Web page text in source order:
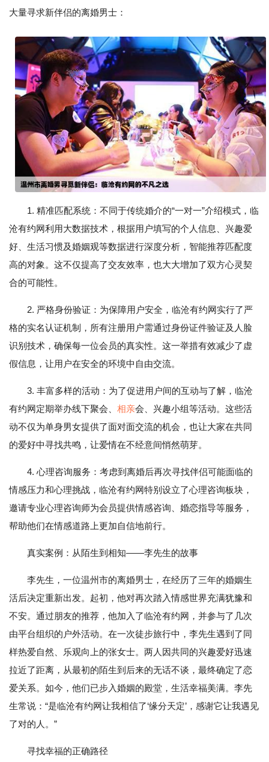
大量寻求新伴侣的离婚男士：
1. 精准匹配系统：不同于传统婚介的“一对一”介绍模式，临
沧有约网利用大数据技术，根据用户填写的个人信息、兴趣爱
好、生活习惯及婚姻观等数据进行深度分析，智能推荐匹配度
高的对象。这不仅提高了交友效率，也大大增加了双方心灵契
合的可能性。
2. 严格身份验证：为保障用户安全，临沧有约网实行了严
格的实名认证机制，所有注册用户需通过身份证件验证及人脸
识别技术，确保每一位会员的真实性。这一举措有效减少了虚
假信息，让用户在安全的环境中自由交流。
3. 丰富多样的活动：为了促进用户间的互动与了解，临沧
有约网定期举办线下聚会、 相亲会、兴趣小组等活动。这些活
动不仅为单身男女提供了面对面交流的机会，也让大家在共同
的爱好中寻找共鸣，让爱情在不经意间悄然萌芽。
4. 心理咨询服务：考虑到离婚后再次寻找伴侣可能面临的
情感压力和心理挑战，临沧有约网特别设立了心理咨询板块，
邀请专业心理咨询师为会员提供情感咨询、婚恋指导等服务，
帮助他们在情感道路上更加自信地前行。
真实案例：从陌生到相知——李先生的故事
李先生，一位温州市的离婚男士，在经历了三年的婚姻生
活后决定重新出发。起初，他对再次踏入情感世界充满犹豫和
不安。通过朋友的推荐，他加入了临沧有约网，并参与了几次
由平台组织的户外活动。在一次徒步旅行中，李先生遇到了同
样热爱自然、乐观向上的张女士。两人因共同的兴趣爱好迅速
拉近了距离，从最初的陌生到后来的无话不谈，最终确定了恋
爱关系。如今，他们已步入婚姻的殿堂，生活幸福美满。李先
生常说：“是临沧有约网让我相信了‘缘分天定’，感谢它让我遇见
了对的人。”
寻找幸福的正确路径